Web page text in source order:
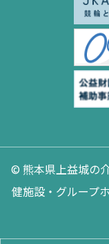
© 熊本県上益城の
健施設・グループ